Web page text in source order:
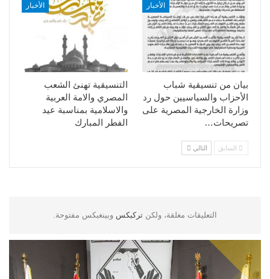
الأخبار
التنسيقية تهنئ الشعب
المصري والامة العربية
والاسلامية بمناسبة عيد
الفطر المبارك
الأخبار
بيان من تنسيقية شباب
الأحزاب والسياسيين حول رد
وزارة الخارجية المصرية على
تصريحات…
السابق التالي
التعليقات مغلقة، ولكن تركبكس وبينغبكس مفتوحة.